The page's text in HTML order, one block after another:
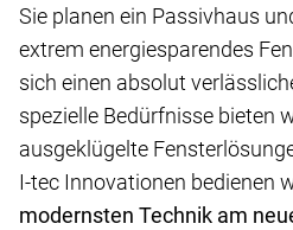
Sie planen ein Passivhaus
extrem energiesparendes
sich einen absolut
spezielle Bedürfnisse bieten
ausgeklügelte
I-tec Innovationen bedienen
modernsten Technik am